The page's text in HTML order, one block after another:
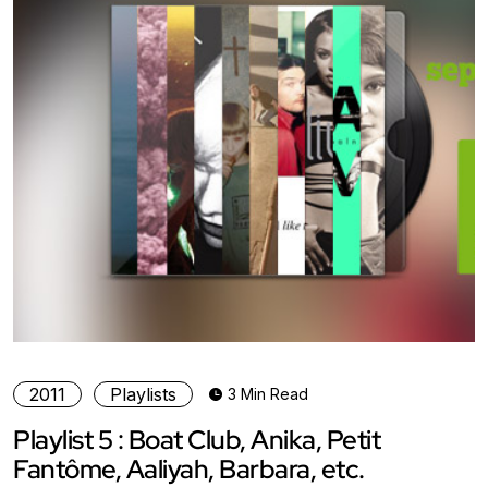
2011 Playlists 3 Min Read
Playlist 5 : Boat Club, Anika, Petit
Fantôme, Aaliyah, Barbara, etc.